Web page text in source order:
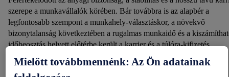
szerepe a munkavállalók körében. Bár továbbra is az alapbér a
legfontosabb szempont a munkahely-választáskor, a növekvő
bizonytalanság következtében a rugalmas munkaidő és a
időbeosztás helyett előtérbe került a karrier és a túlóra-kifizetés.
Bővebben a kutatásról:
Mielőtt továbbmennénk: Az Ön adatainak